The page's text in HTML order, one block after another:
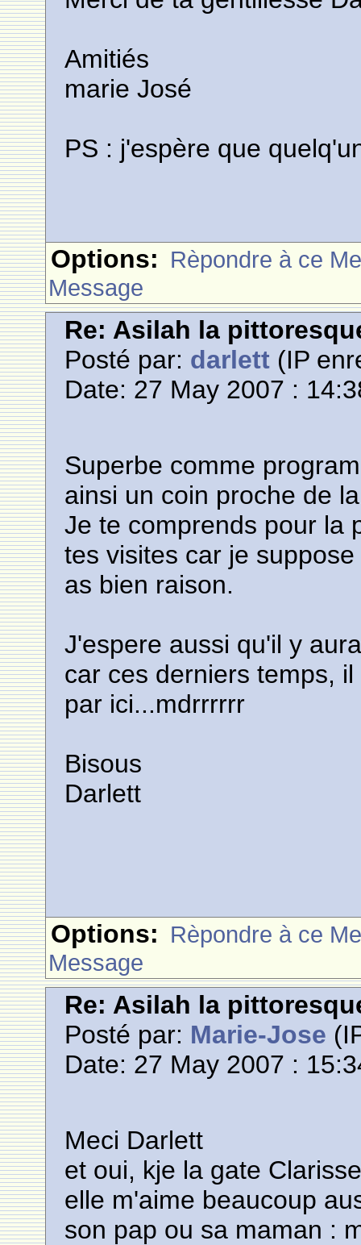
Amitiés
marie José
PS : j'espère que
Options: Rèpondre à ce
Message
Re: Asilah la
Posté par: darlett (IP
Date: 27 May 2007 :
Superbe comme
ainsi un coin proche de
Je te comprends pour la
tes visites car je
as bien raison.
J'espere aussi qu'il y
car ces derniers temps,
par ici...mdrrrrrr
Bisous
Darlett
Options: Rèpondre à ce
Message
Re: Asilah la
Posté par: Marie-Jose
Date: 27 May 2007 :
Meci Darlett
et oui, kje la gate
elle m'aime beaucoup
son pap ou sa maman :